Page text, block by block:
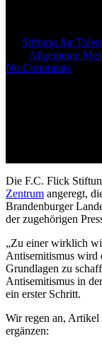
Stiftung für
Allgemeine
No Comments
Die F.C. Flick
Zentrum angeregt,
Brandenburger
der zugehörigen
„Zu einer wirklich
Antisemitismus wird
Grundlagen zu
Antisemitismus in
ein erster Schritt.
Wir regen an, Artikel
ergänzen: